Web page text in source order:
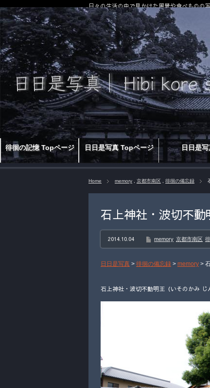
徘徊の記憶 Topページ 日日是写真 Topページ 日日是
日々の生活の中で見かけた風景や食べものの
Home memory 京都市南区 徘徊の備忘録
石上神社・波切不動
2014.10.04 memory 京都市南区
日日是写真 > 徘徊の備忘録 > memory >
石上神社・波切不動明王（いそのかみ